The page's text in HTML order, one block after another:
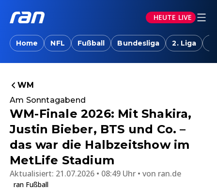
HEUTE LIVE
Home NFL Fußball Bundesliga 2. Liga
WM
Am Sonntagabend
WM-Finale 2026: Mit Shakira,
Justin Bieber, BTS und Co. –
das war die Halbzeitshow im
MetLife Stadium
Aktualisiert: 21.07.2026 • 08:49 Uhr von ran.de
ran Fußball